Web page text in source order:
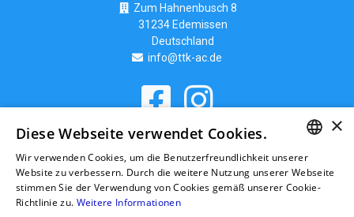
Zum Hahnenbusch 8
31234 Edemissen
Deutschland
info@ttk-ac.de
Seitenverzeichnis
GERMAN
RUSSIAN
×
Diese Webseite verwendet Cookies.
Wir verwenden Cookies, um die Benutzerfreundlichkeit unserer
Website zu verbessern. Durch die weitere Nutzung unserer Webseite
stimmen Sie der Verwendung von Cookies gemäß unserer Cookie-
Richtlinie zu. Weitere Informationen